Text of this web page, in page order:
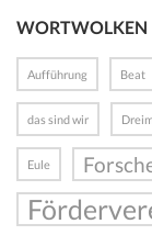
WORTWOLKEN
Aufführung Beat
das sind wir
Eule